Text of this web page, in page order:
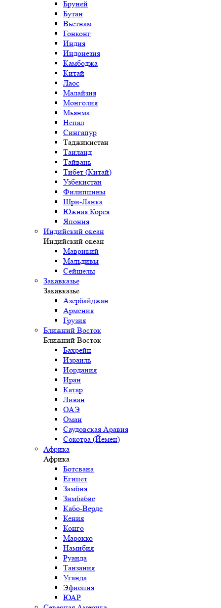
Бруней
Бутан
Вьетнам
Гонконг
Индия
Индонезия
Камбоджа
Китай
Лаос
Малайзия
Монголия
Мьянма
Непал
Сингапур
Таджикистан
Таиланд
Тайвань
Тибет (Китай)
Узбекистан
Филиппины
Шри-Ланка
Южная Корея
Япония
Индийский океан
Индийский океан
Маврикий
Мальдивы
Сейшелы
Закавказье
Закавказье
Азербайджан
Армения
Грузия
Ближний Восток
Ближний Восток
Бахрейн
Израиль
Иордания
Иран
Катар
Ливан
ОАЭ
Оман
Саудовская Аравия
Сокотра (Йемен)
Африка
Африка
Ботсвана
Египет
Замбия
Зимбабве
Кабо-Верде
Кения
Конго
Марокко
Намибия
Руанда
Танзания
Уганда
Эфиопия
ЮАР